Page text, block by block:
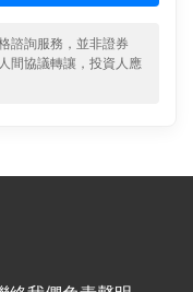
諮詢服務，並非證券
間協議轉讓，投資人應